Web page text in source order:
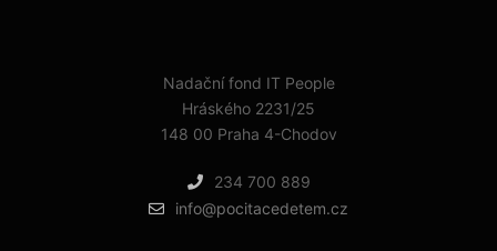
Nadační fond IT People
Hráského 2231/25
148 00 Praha 4-Chodov
234 700 889
info@pocitacedetem.cz